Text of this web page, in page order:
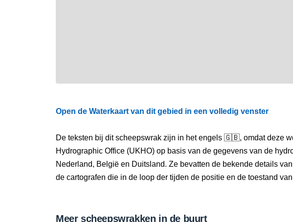
Open de Waterkaart van dit gebied in een volledig venster
De teksten bij dit scheepswrak zijn in het engels 🇬🇧, omdat deze
Hydrographic Office (UKHO) op basis van de gegevens van de
Nederland, België en Duitsland. Ze bevatten de bekende details
de cartografen die in de loop der tijden de positie en de toestand
Meer scheepswrakken in de buurt